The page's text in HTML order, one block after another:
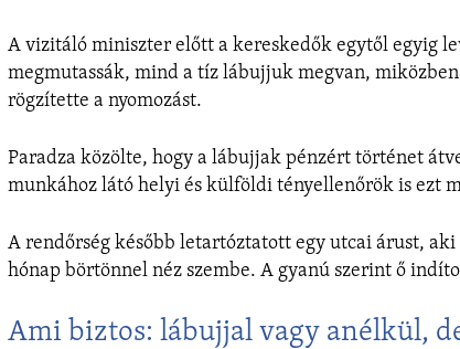
A vizitáló miniszter előtt a kereskedők egytől egyig
megmutassák, mind a tíz lábujjuk megvan,
rögzítette a nyomozást.
Paradza közölte, hogy a lábujjak pénzért történet
munkához látó helyi és külföldi tényellenőrök is ezt
A rendőrség később letartóztatott egy utcai árust,
hónap börtönnel néz szembe. A gyanú szerint ő
Ami biztos: lábujjal vagy anélkül,